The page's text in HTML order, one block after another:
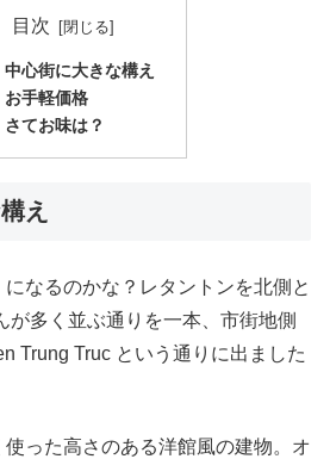
目次
中心街に大きな構え
お手軽価格
さてお味は？
え
なるのかな？レタントンを北側と
が多く並ぶ通りを一本、市街地側
Trung Truc という通りに出ました
った高さのある洋館風の建物。オ